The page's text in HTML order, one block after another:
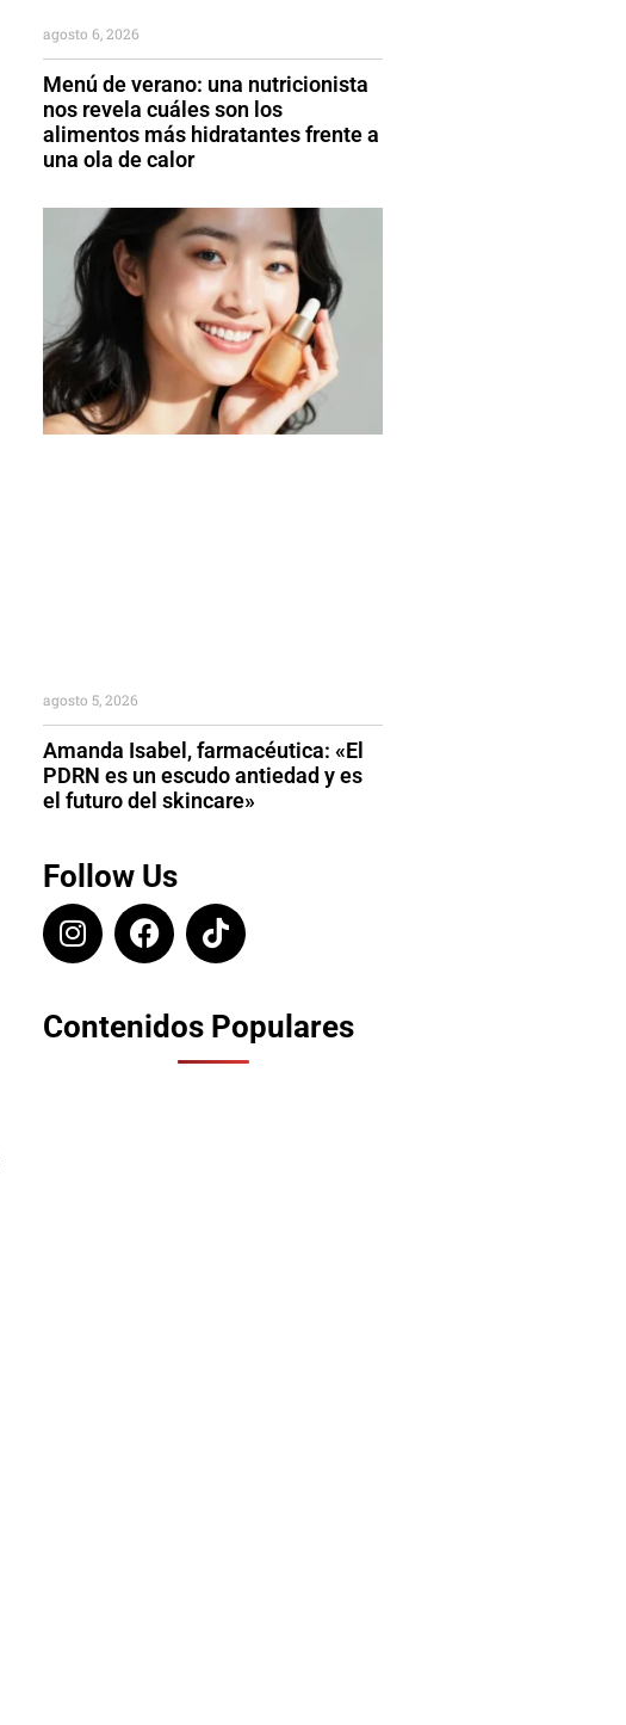
Menú de verano: una nutricionista
nos revela cuáles son los
alimentos más hidratantes frente a
una ola de calor
agosto 6, 2026
Amanda Isabel, farmacéutica: «El
PDRN es un escudo antiedad y es
el futuro del skincare»
agosto 5, 2026
Follow Us
Contenidos Populares